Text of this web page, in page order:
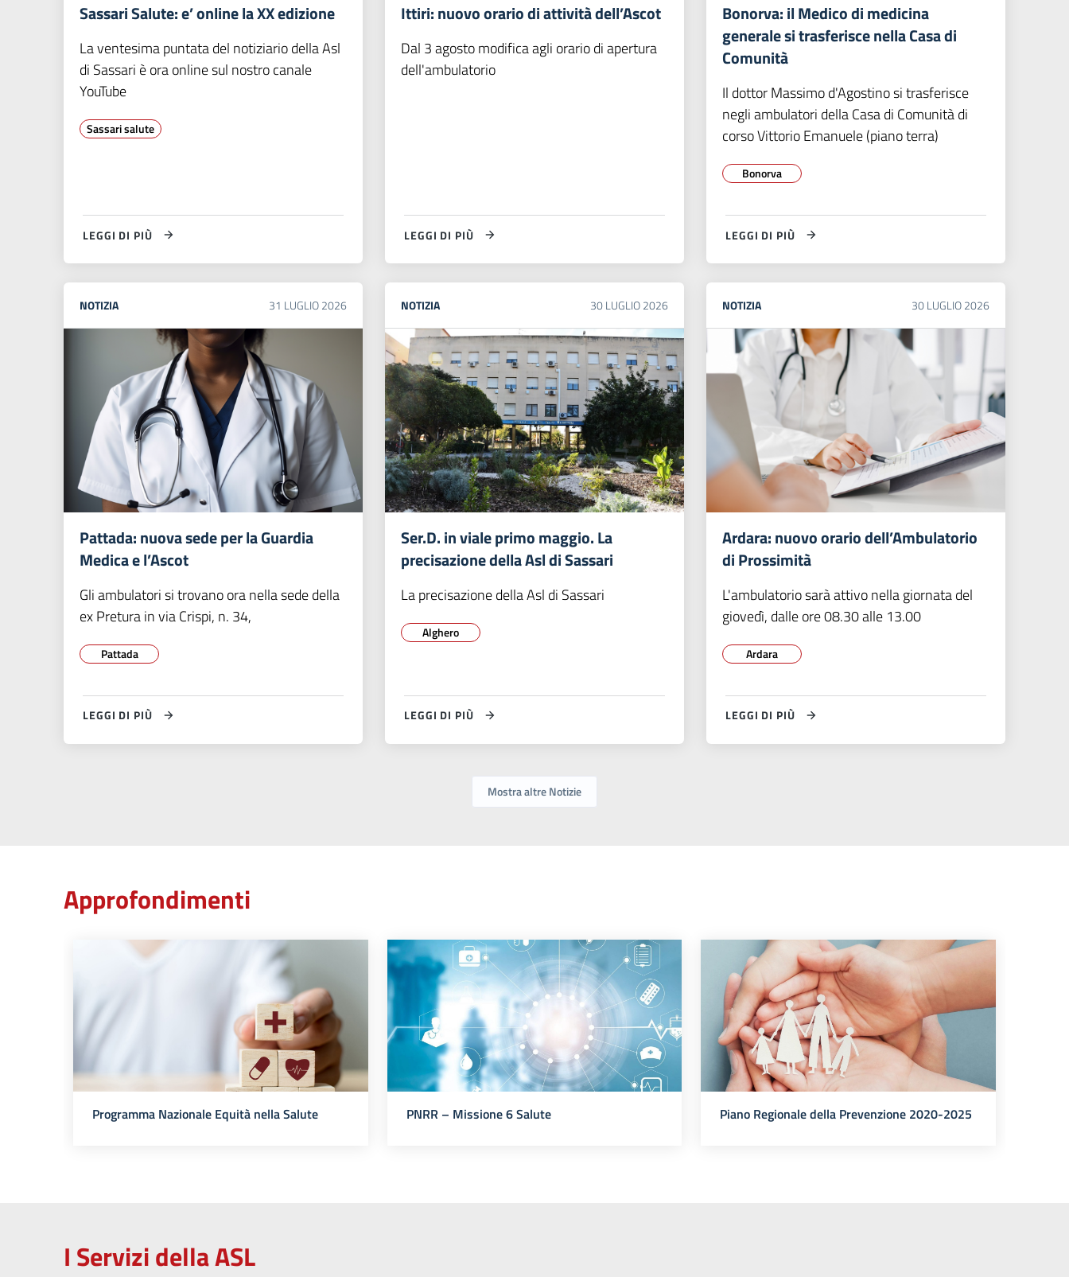
Sassari Salute: e’ online la XX edizione
La ventesima puntata del notiziario della Asl
di Sassari è ora online sul nostro canale
YouTube
Sassari salute
LEGGI DI PIÙ
Ittiri: nuovo orario di attività dell’Ascot
Dal 3 agosto modifica agli orario di apertura
dell'ambulatorio
LEGGI DI PIÙ
Bonorva: il Medico di medicina
generale si trasferisce nella Casa di
Comunità
Il dottor Massimo d'Agostino si trasferisce
negli ambulatori della Casa di Comunità di
corso Vittorio Emanuele (piano terra)
Bonorva
LEGGI DI PIÙ
NOTIZIA 31 LUGLIO2026
Pattada: nuova sede per la Guardia
Medica e l’Ascot
Gli ambulatori si trovano ora nella sede della
ex Pretura in via Crispi, n. 34,
Pattada
LEGGI DI PIÙ
NOTIZIA 30LUGLIO2026
Ser.D. in viale primo maggio. La
precisazione della Asl di Sassari
La precisazione della Asl di Sassari
Alghero
LEGGI DI PIÙ
NOTIZIA 30LUGLIO2026
Ardara: nuovo orario dell’Ambulatorio
di Prossimità
L'ambulatorio sarà attivo nella giornata del
giovedì, dalle ore 08.30 alle 13.00
Ardara
LEGGI DI PIÙ
Mostra altre Notizie
Approfondimenti
Programma Nazionale Equità nella Salute PNRR – Missione 6 Salute Piano Regionale della Prevenzione 2020-2025
I Servizi della ASL